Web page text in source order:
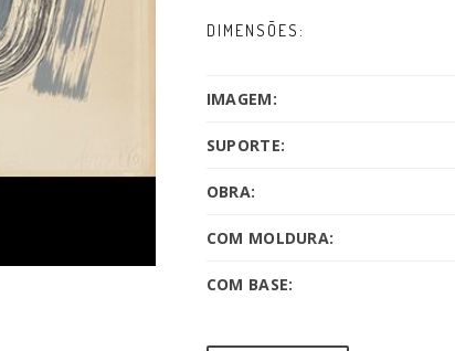
DIMENSÕES:
IMAGEM:
SUPORTE:
OBRA:
COM MOLDURA:
COM BASE: